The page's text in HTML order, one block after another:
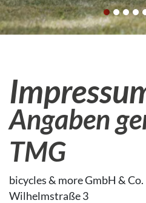
Angaben
TMG
bicycles & more GmbH & Co.
Wilhelmstraße 3